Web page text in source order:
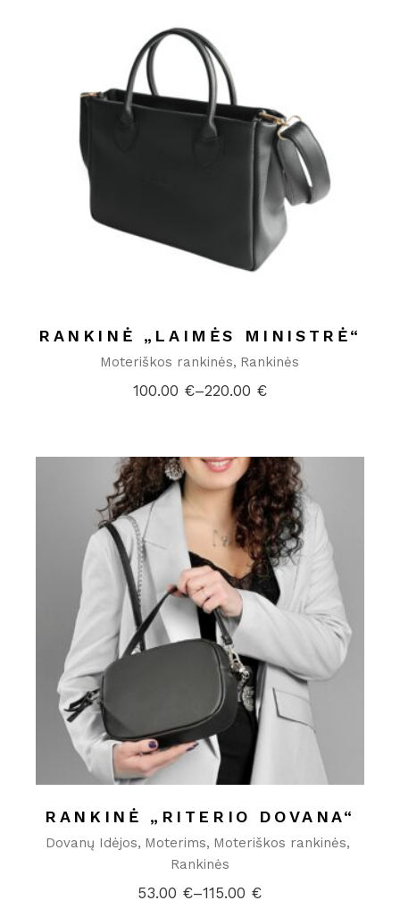
RANKINĖ „LAIMĖS MINISTRĖ“
Moteriškos rankinės Rankinės
100.00 €–220.00 €
Price
220.00 €
RANKINĖ „RITERIO DOVANA“
Dovanų Idėjos Moterims Moteriškos rankinės
Rankinės
53.00 €–115.00 €
Price